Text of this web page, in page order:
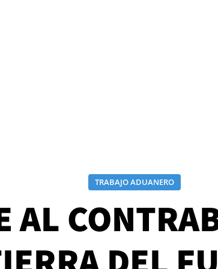
TRABAJO ADUANERO
AL